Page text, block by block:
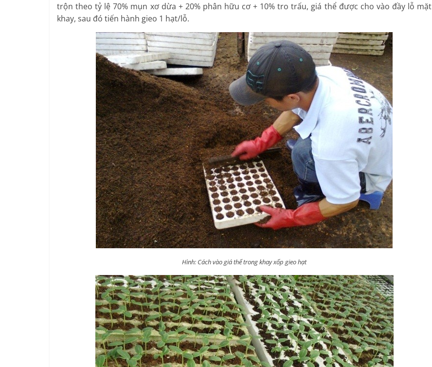
trộn theo tỷ lệ 70% mụn xơ dừa + 20% phân hữu cơ + 10% tro trấu, giá thể được cho vào đầy lỗ mặt
khay, sau đó tiến hành gieo 1 hạt/lỗ.
Hình: Cách vào giá thể trong khay xốp gieo hạt